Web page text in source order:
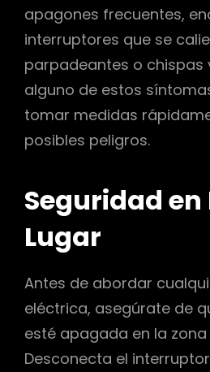
apagones frecuentes,
interruptores que se
parpadeantes o chispas
alguno de estos
tomar medidas
posibles peligros.
Seguridad en
Lugar
Antes de abordar
eléctrica, asegúrate de
esté apagada en la
Desconecta el